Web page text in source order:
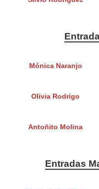
Mónica Naranjo
Olivia Rodrigo
Antoñito Molina
Entradas